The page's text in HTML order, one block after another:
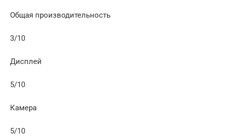
Общая производительность
3/10
Дисплей
5/10
Камера
5/10